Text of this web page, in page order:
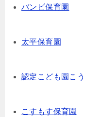
バンビ保育園
太平保育園
認定こども園こう
こすもす保育園